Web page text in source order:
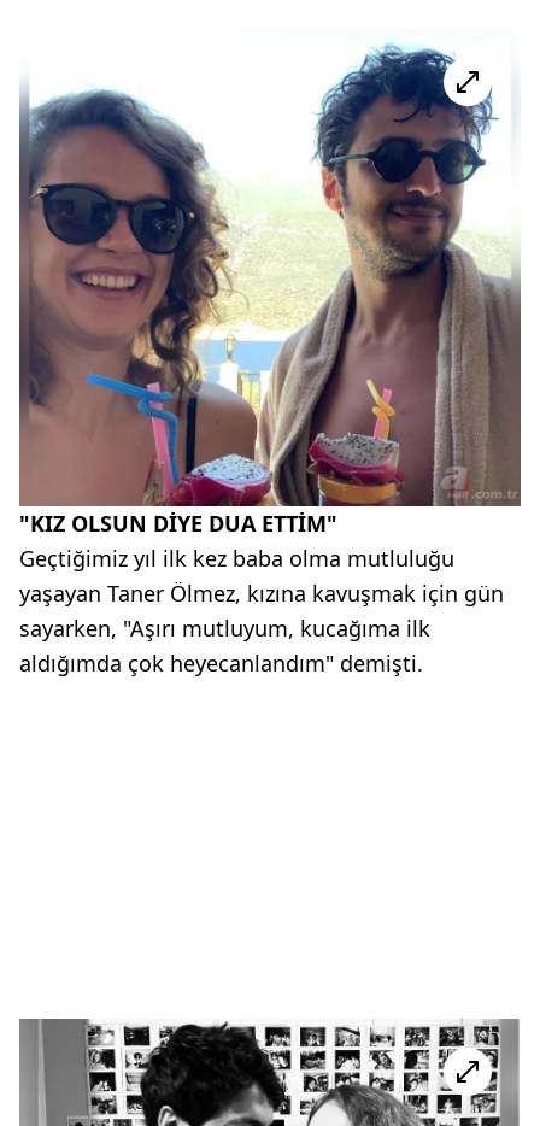
"KIZ OLSUN DİYE DUA ETTİM"
Geçtiğimiz yıl ilk kez baba olma mutluluğu
yaşayan Taner Ölmez, kızına kavuşmak için gün
sayarken, "Aşırı mutluyum, kucağıma ilk
aldığımda çok heyecanlandım" demişti.